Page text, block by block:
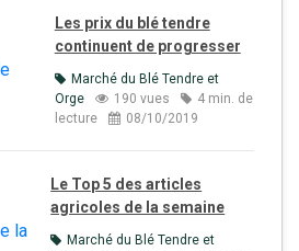
Les prix du blé tendre
continuent de progresser
Marché du Blé Tendre et
Orge
190 vues
4 min. de
lecture
08/10/2019
Le Top 5 des articles
agricoles de la semaine
Marché du Blé Tendre et